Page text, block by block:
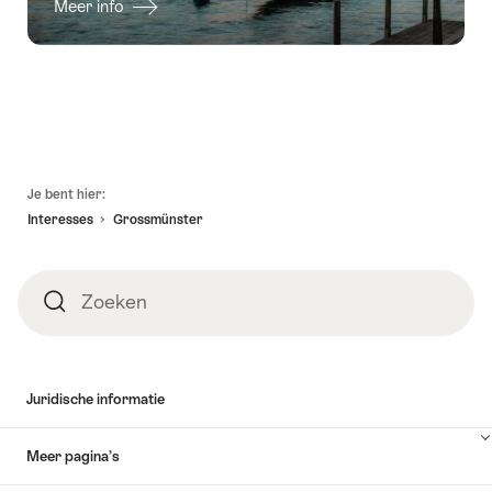
Meer info
Je bent hier:
Interesses
Grossmünster
ZoekenZoeken
Juridische informatie
Meer pagina’s